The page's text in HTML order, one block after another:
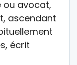
ou avocat,
ascendant
écrit